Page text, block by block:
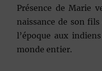
Présence de Marie
naissance de son fils
l’époque aux
monde entier.